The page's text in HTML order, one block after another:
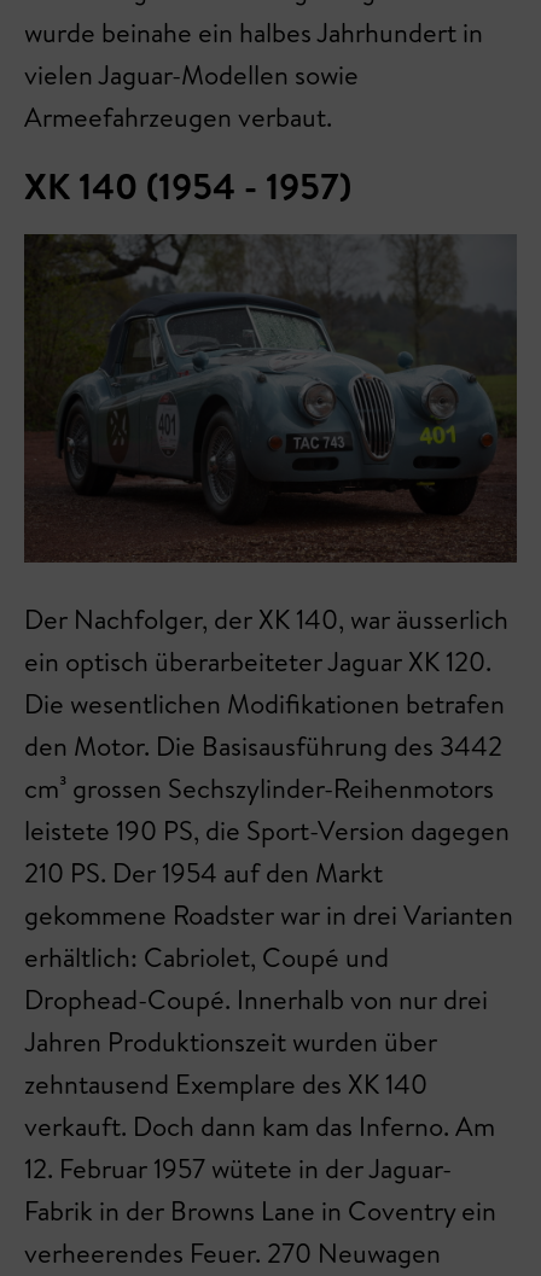
wurde beinahe ein halbes Jahrhundert in
vielen Jaguar-Modellen sowie
Armeefahrzeugen verbaut.
XK 140 (1954 - 1957)
Der Nachfolger, der XK 140, war äusserlich
ein optisch überarbeiteter Jaguar XK 120.
Die wesentlichen Modifikationen betrafen
den Motor. Die Basisausführung des 3442
cm³ grossen Sechszylinder-Reihenmotors
leistete 190 PS, die Sport-Version dagegen
210 PS. Der 1954 auf den Markt
gekommene Roadster war in drei Varianten
erhältlich: Cabriolet, Coupé und
Drophead-Coupé. Innerhalb von nur drei
Jahren Produktionszeit wurden über
zehntausend Exemplare des XK 140
verkauft. Doch dann kam das Inferno. Am
12. Februar 1957 wütete in der Jaguar-
Fabrik in der Browns Lane in Coventry ein
verheerendes Feuer. 270 Neuwagen